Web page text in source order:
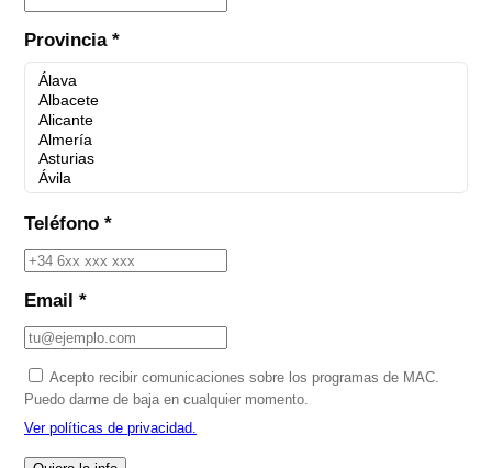
Provincia *
Teléfono *
Email *
Acepto recibir comunicaciones sobre los programas de MAC.
Puedo darme de baja en cualquier momento.
Ver políticas de privacidad.